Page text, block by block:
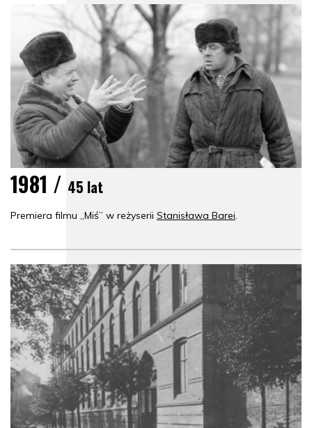
1981 / 45 lat
Premiera filmu „Miś” w reżyserii Stanisława Barei.